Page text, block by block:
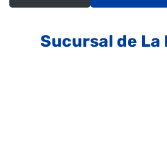
Sucursal de La